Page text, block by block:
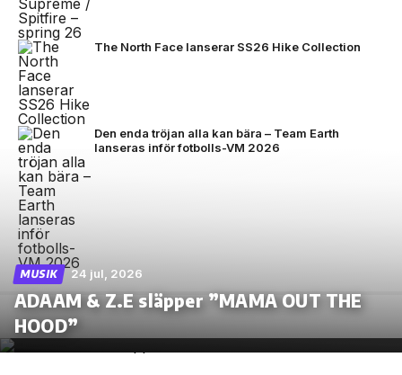
The North Face lanserar SS26 Hike Collection
Den enda tröjan alla kan bära – Team Earth
lanseras inför fotbolls-VM 2026
MUSIK 24 jul, 2026
ADAAM & Z.E släpper ”MAMA OUT THE
HOOD”